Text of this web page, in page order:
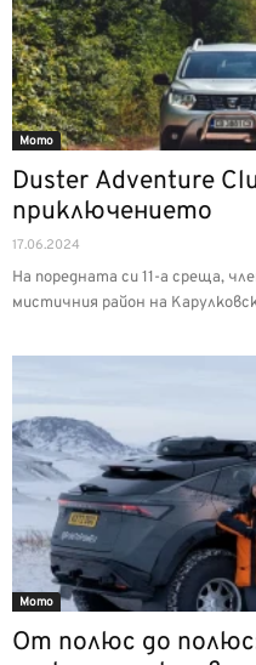
Мото
Duster Adventure
приключението
17.06.2024
На поредната си 11-а среща,
мистичния район на
Мото
От полюс до